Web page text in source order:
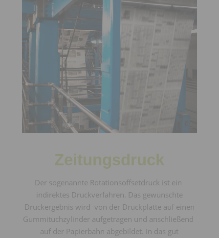
Zeitungsdruck
Der sogenannte Rotationsoffsetdruck ist ein
indirektes Druckverfahren. Das gewünschte
Druckergebnis wird von der Druckplatte auf einen
Gummituchzylinder aufgetragen und anschließend
auf der Papierbahn abgebildet. In das gut